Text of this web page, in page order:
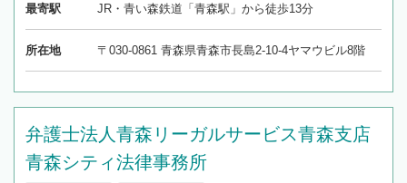
最寄駅 JR・青い森鉄道「青森駅」から徒歩13分
所在地 〒030-0861 青森県青森市長島2-10-4ヤマウビル8階
弁護士法人青森リーガルサービス青森支店
青森シティ法律事務所